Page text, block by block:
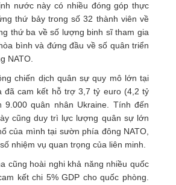
nước này có nhiều đóng góp thực
thứ bảy trong số 32 thành viên về
thứ ba về số lượng binh sĩ tham gia
bình và đứng đầu về số quân triển
NATO.
chiến dịch quân sự quy mô lớn tại
đã cam kết hỗ trợ 3,7 tỷ euro (4,2 tỷ
9.000 quân nhân Ukraine. Tính đến
cũng duy trì lực lượng quân sự lớn
của mình tại sườn phía đông NATO,
nhiệm vụ quan trọng của liên minh.
cũng hoài nghi khả năng nhiều quốc
kết chi 5% GDP cho quốc phòng.